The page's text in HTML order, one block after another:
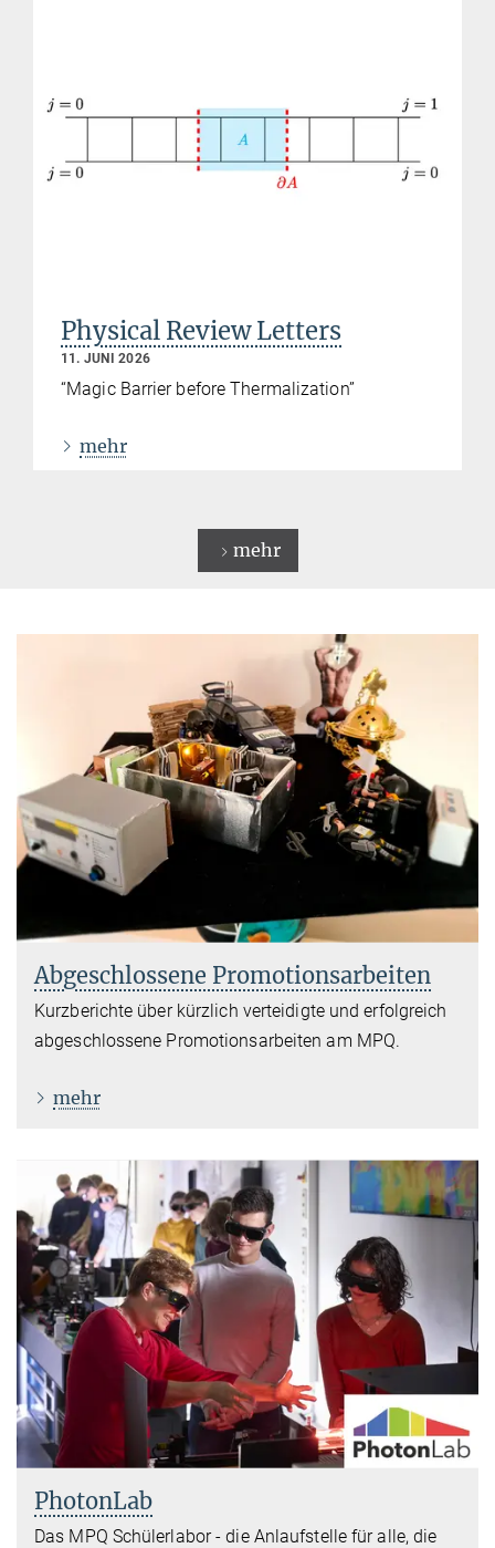
Physical Review Letters
11. JUNI 2026
“Magic Barrier before Thermalization”
mehr
mehr
Abgeschlossene Promotionsarbeiten
Kurzberichte über kürzlich verteidigte und erfolgreich
abgeschlossene Promotionsarbeiten am MPQ.
mehr
PhotonLab
Das MPQ Schülerlabor - die Anlaufstelle für alle, die